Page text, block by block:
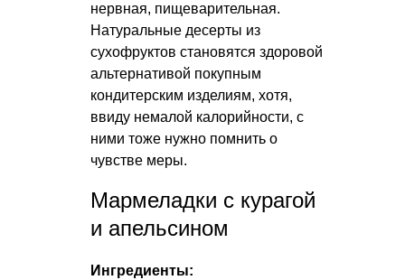
нервная, пищеварительная.
Натуральные десерты из
сухофруктов становятся здоровой
альтернативой покупным
кондитерским изделиям, хотя,
ввиду немалой калорийности, с
ними тоже нужно помнить о
чувстве меры.
Мармеладки с курагой
и апельсином
Ингредиенты: